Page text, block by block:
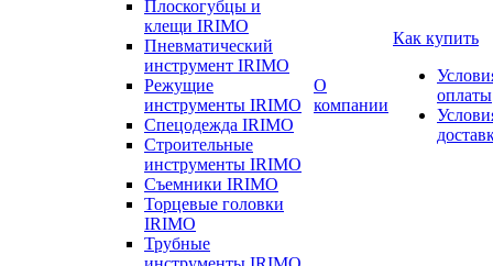
Плоскогубцы и
клещи IRIMO
Пневматический
инструмент IRIMO
Режущие
инструменты IRIMO
Спецодежда IRIMO
Строительные
инструменты IRIMO
Съемники IRIMO
Торцевые головки
IRIMO
Трубные
О
компании
Как купить
оплаты